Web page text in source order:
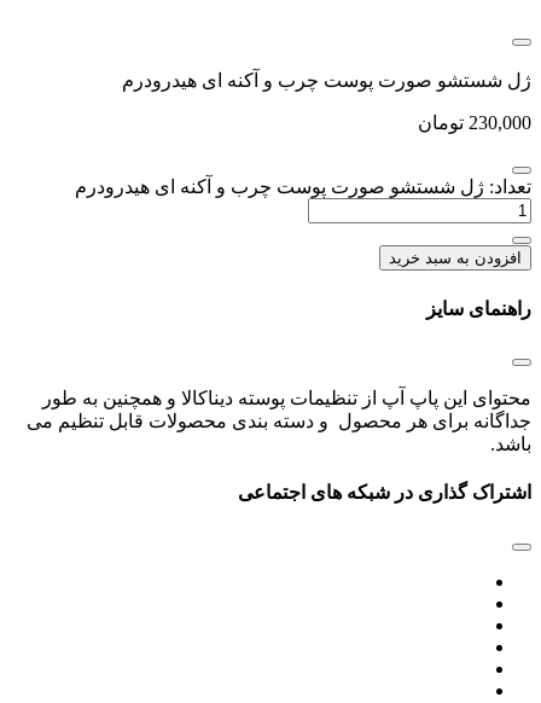
ژل شستشو صورت پوست چرب و آکنه ای هیدرودرم
230,000 تومان
تعداد: ژل شستشو صورت پوست چرب و آکنه ای هیدرودرم
افزودن به سبد خرید
راهنمای سایز
محتوای این پاپ آپ از تنظیمات پوسته دیناکالا و همچنین به طور
جداگانه برای هر محصول و دسته بندی محصولات قابل تنظیم می
باشد.
اشتراک گذاری در شبکه های اجتماعی